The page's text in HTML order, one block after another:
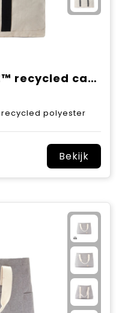
VINGA Volonne AWARE™ recycled canvas strandtas
polyester
Bekijk